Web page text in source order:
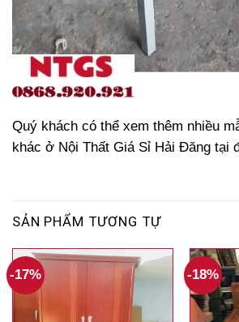
Quý khách có thể xem thêm nhiều
khác ở Nội Thất Giá Sỉ Hải Đăng tại
SẢN PHẨM TƯƠNG TỰ
-17% -18%